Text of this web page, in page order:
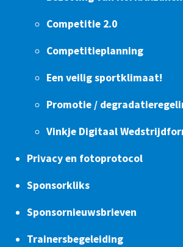
Competitie 2.0
Competitieplanning
Een veilig sportklimaat!
Promotie /
Vinkje Digitaal
Privacy en fotoprotocol
Sponsorkliks
Sponsornieuwsbrieven
Trainersbegeleiding